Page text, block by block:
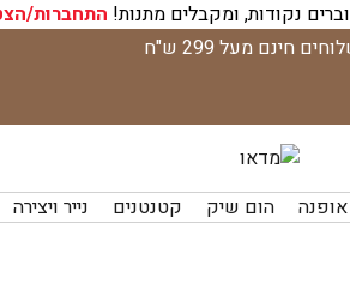
נקודות, ומקבלים מתנות! התחברות/
חינם מעל 299 ש"ח
אופנה הום שיק קטנטנים נייר ויצירה